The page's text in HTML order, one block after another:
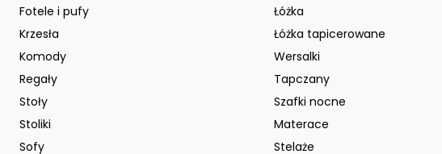
Fotele i pufy
Krzesła
Komody
Regały
Stoły
Stoliki
Sofy
Łóżka
Łóżka tapicerowane
Wersalki
Tapczany
Szafki nocne
Materace
Stelaże